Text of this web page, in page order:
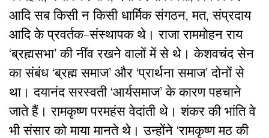
आदि सब किसी न किसी धार्मिक संगठन, मत, संप्रदाय
आदि के प्रवर्तक-संस्थापक थे। राजा राममोहन राय
‘ब्रह्मसभा’ की नींव रखने वालों में से थे। केशवचंद सेन
का संबंध ‘ब्रह्म समाज’ और ‘प्रार्थना समाज’ दोनों से
था। दयानंद सरस्वती ‘आर्यसमाज’ के कारण पहचाने
जाते हैं। रामकृष्ण परमहंस वेदांती थे। शंकर की भांति वे
भी संसार को माया मानते थे। उन्होंने ‘रामकृष्ण मठ की